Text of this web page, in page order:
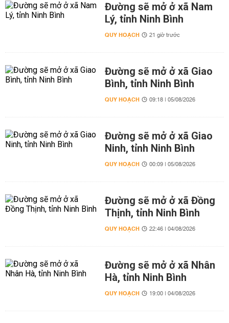
Đường sẽ mở ở xã Nam
Lý, tỉnh Ninh Bình
QUY HOẠCH 21 giờ trước
Đường sẽ mở ở xã Giao
Bình, tỉnh Ninh Bình
QUY HOẠCH 09:18 | 05/08/2026
Đường sẽ mở ở xã Giao
Ninh, tỉnh Ninh Bình
QUY HOẠCH 00:09 | 05/08/2026
Đường sẽ mở ở xã Đồng
Thịnh, tỉnh Ninh Bình
QUY HOẠCH 22:46 | 04/08/2026
Đường sẽ mở ở xã Nhân
Hà, tỉnh Ninh Bình
QUY HOẠCH 19:00 | 04/08/2026